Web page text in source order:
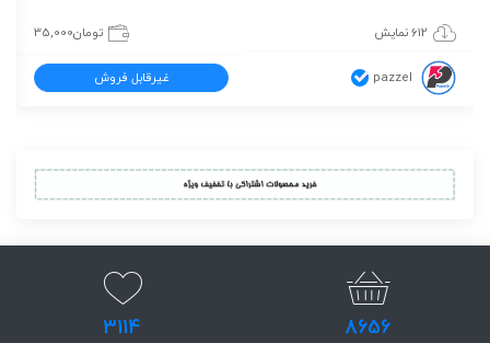
612 نمایش تومان35,000
pazzel غیرقابل فروش
8656
3114